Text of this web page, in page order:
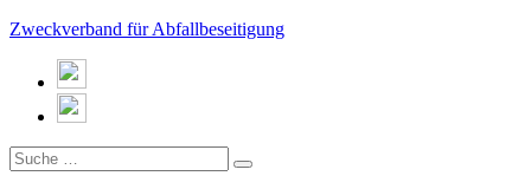
Zweckverband für Abfallbeseitigung